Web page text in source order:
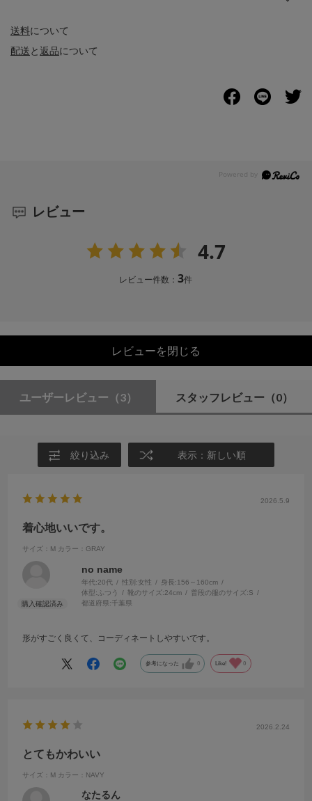
送料について
配送と返品について
レビュー
4.7
レビュー件数：3件
レビューを閉じる
ユーザーレビュー （3） スタッフレビュー （0）
絞り込み 表示：新しい順
2026.5.9
着心地いいです。
サイズ：M カラー：GRAY
no name
年代:20代 性別:女性 身長:156～160cm
体型: ふつう 靴のサイズ:24cm 普段の服のサイズ:S
都道府県:千葉県
形がすごく良くて、コーディネートしやすいです。
参考になった 0 Like! 0
2026.2.24
とてもかわいい
サイズ：M カラー：NAVY
なたるん